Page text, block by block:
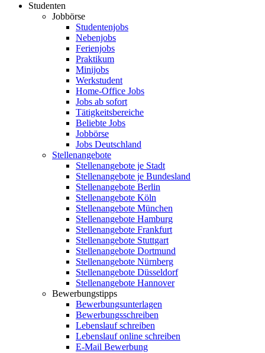
Studenten
Jobbörse
Studentenjobs
Nebenjobs
Ferienjobs
Praktikum
Minijobs
Werkstudent
Home-Office Jobs
Jobs ab sofort
Tätigkeitsbereiche
Beliebte Jobs
Jobbörse
Jobs Deutschland
Stellenangebote
Stellenangebote je Stadt
Stellenangebote je Bundesland
Stellenangebote Berlin
Stellenangebote Köln
Stellenangebote München
Stellenangebote Hamburg
Stellenangebote Frankfurt
Stellenangebote Stuttgart
Stellenangebote Dortmund
Stellenangebote Nürnberg
Stellenangebote Düsseldorf
Stellenangebote Hannover
Bewerbungstipps
Bewerbungsunterlagen
Bewerbungsschreiben
Lebenslauf schreiben
Lebenslauf online schreiben
E-Mail Bewerbung